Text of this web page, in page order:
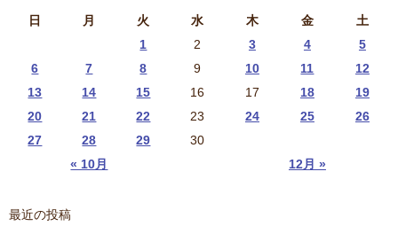
日
月 火 水 木 金 土
« 10月 12月 »
1 2 3 4
5
6
7 8 9 10 11
12
13
14 15 16 17 18
19
20
21 22 23 24 25
26
27
28 29 30
最近の投稿